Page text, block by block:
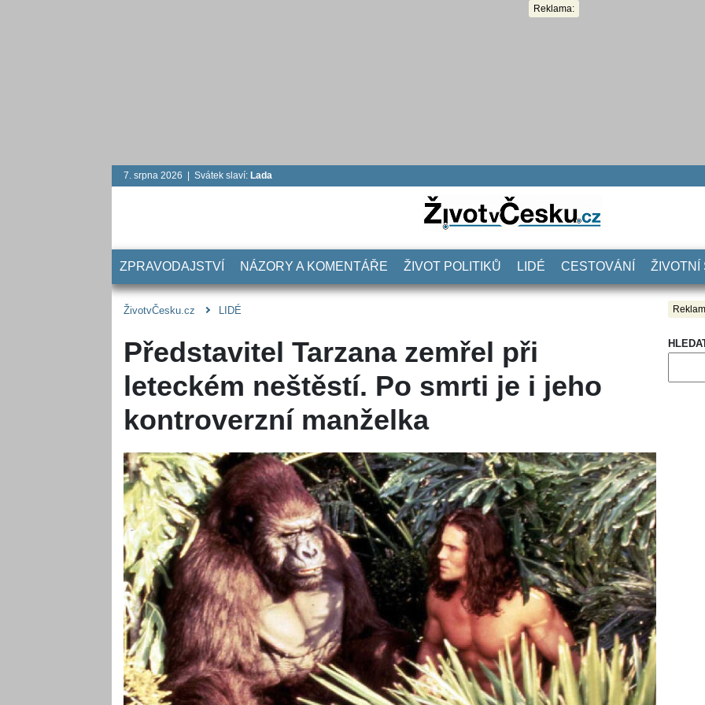
Reklama:
7. srpna 2026 | Svátek slaví: Lada
ZPRAVODAJSTVÍ NÁZORY A KOMENTÁŘE ŽIVOT POLITIKŮ LIDÉ CESTOVÁNÍ ŽIVOTNÍ
ŽivotvČesku.cz LIDÉ
Představitel Tarzana zemřel při
leteckém neštěstí. Po smrti je i jeho
kontroverzní manželka